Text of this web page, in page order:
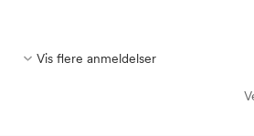
Vis flere anmeldelser